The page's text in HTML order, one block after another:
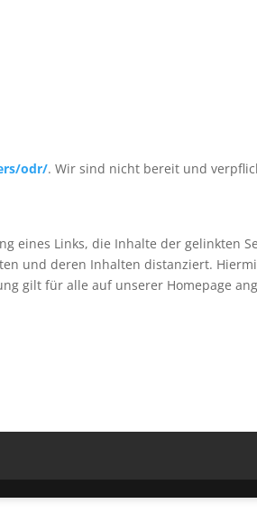
odr/. Wir sind nicht bereit und
eines Links, die Inhalte der gelinkten
und deren Inhalten distanziert.
gilt für alle auf unserer Homepage